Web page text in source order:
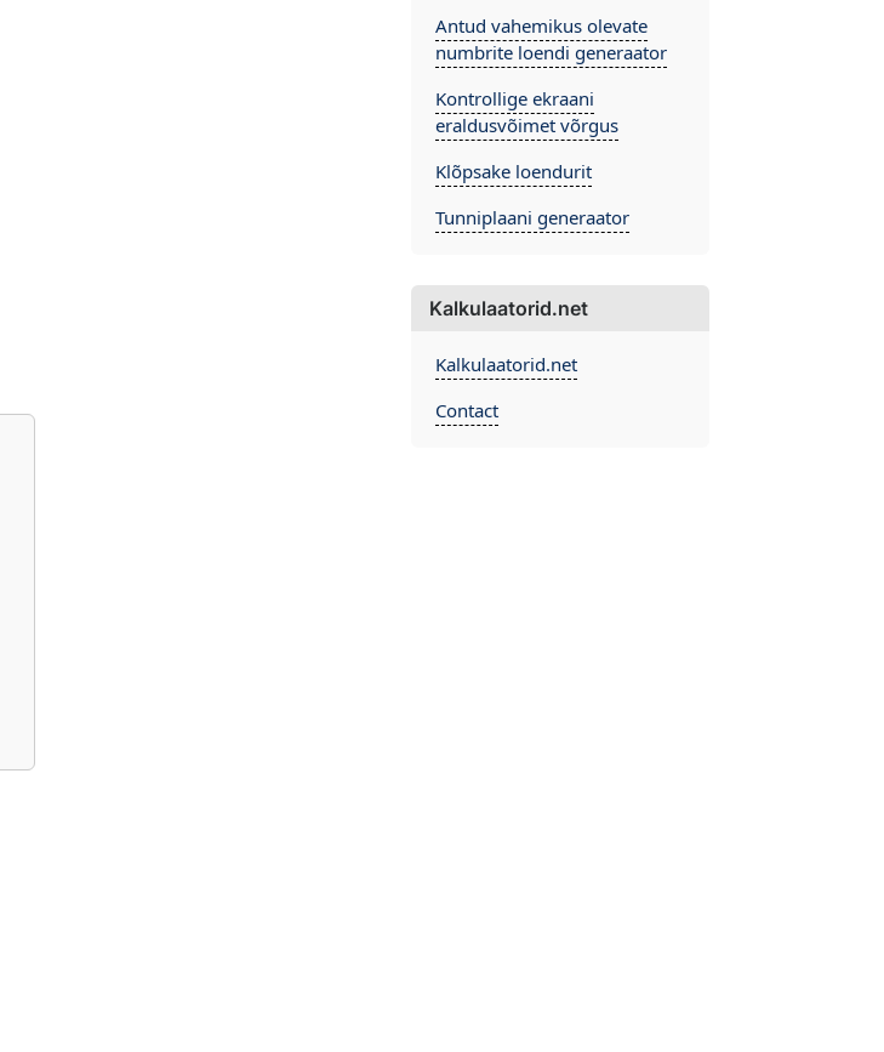
Antud vahemikus olevate
numbrite loendi generaator
Kontrollige ekraani
eraldusvõimet võrgus
Klõpsake loendurit
Tunniplaani generaator
Kalkulaatorid.net
Kalkulaatorid.net
Contact